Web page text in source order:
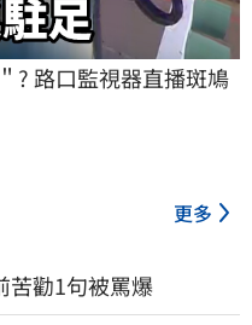
? 路口監視器直播斑鳩
更多
勸1句被罵爆